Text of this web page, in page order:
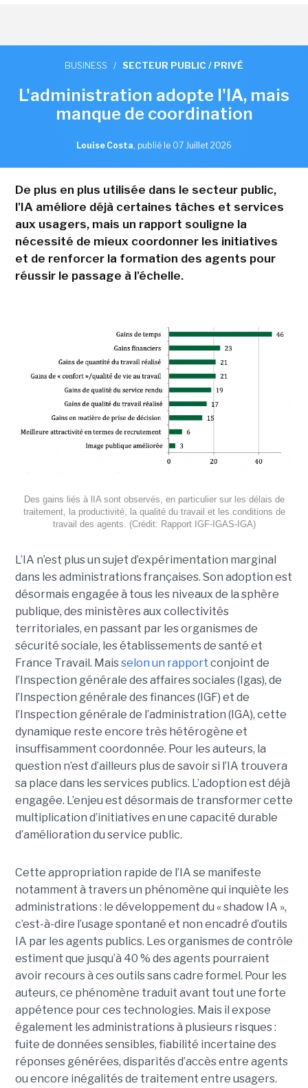
BUSINESS / SECTEUR PUBLIC / PRIVÉ
L'administration adopte l'IA, mais
manque de coordination
Louise Costa, publié le 07 Juillet 2026
De plus en plus utilisée dans le secteur public,
l'IA améliore déjà certaines tâches et services
aux usagers, mais un rapport souligne la
nécessité de mieux coordonner les initiatives
et de renforcer la formation des agents pour
réussir le passage à l'échelle.
Des gains liés à lIA sont observés, en particulier sur les délais de
traitement, la productivité, la qualité du travail et les conditions de
travail des agents. (Crédit: Rapport IGF-IGAS-IGA)
L’IA n’est plus un sujet d’expérimentation marginal
dans les administrations françaises. Son adoption est
désormais engagée à tous les niveaux de la sphère
publique, des ministères aux collectivités
territoriales, en passant par les organismes de
sécurité sociale, les établissements de santé et
France Travail. Maisselon un rapport conjoint de
l’Inspection générale des affaires sociales (Igas), de
l’Inspection générale des finances (IGF) et de
l’Inspection générale de l’administration (IGA), cette
dynamique reste encore très hétérogène et
insuffisamment coordonnée. Pour les auteurs, la
question n’est d’ailleurs plus de savoir si l’IA trouvera
sa place dans les services publics. L’adoption est déjà
engagée. L’enjeu est désormais de transformer cette
multiplication d’initiatives en une capacité durable
d’amélioration du service public.
Cette appropriation rapide de l’IA se manifeste
notamment à travers un phénomène qui inquiète les
administrations : le développement du « shadow IA »,
c’est-à-dire l’usage spontané et non encadré d’outils
IA par les agents publics. Les organismes de contrôle
estiment que jusqu’à 40 % des agents pourraient
avoir recours à ces outils sans cadre formel. Pour les
auteurs, ce phénomène traduit avant tout une forte
appétence pour ces technologies. Mais il expose
également les administrations à plusieurs risques :
fuite de données sensibles, fiabilité incertaine des
réponses générées, disparités d’accès entre agents
ou encore inégalités de traitement entre usagers.